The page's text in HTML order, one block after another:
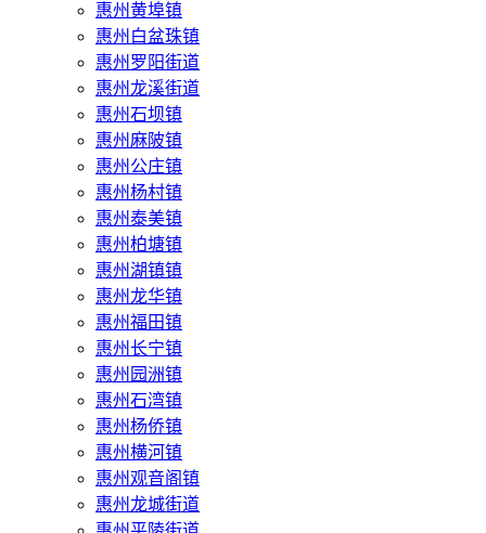
惠州黄埠镇
惠州白盆珠镇
惠州罗阳街道
惠州龙溪街道
惠州石坝镇
惠州麻陂镇
惠州公庄镇
惠州杨村镇
惠州泰美镇
惠州柏塘镇
惠州湖镇镇
惠州龙华镇
惠州福田镇
惠州长宁镇
惠州园洲镇
惠州石湾镇
惠州杨侨镇
惠州横河镇
惠州观音阁镇
惠州龙城街道